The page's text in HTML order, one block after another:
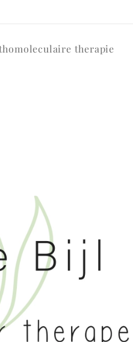
therapie